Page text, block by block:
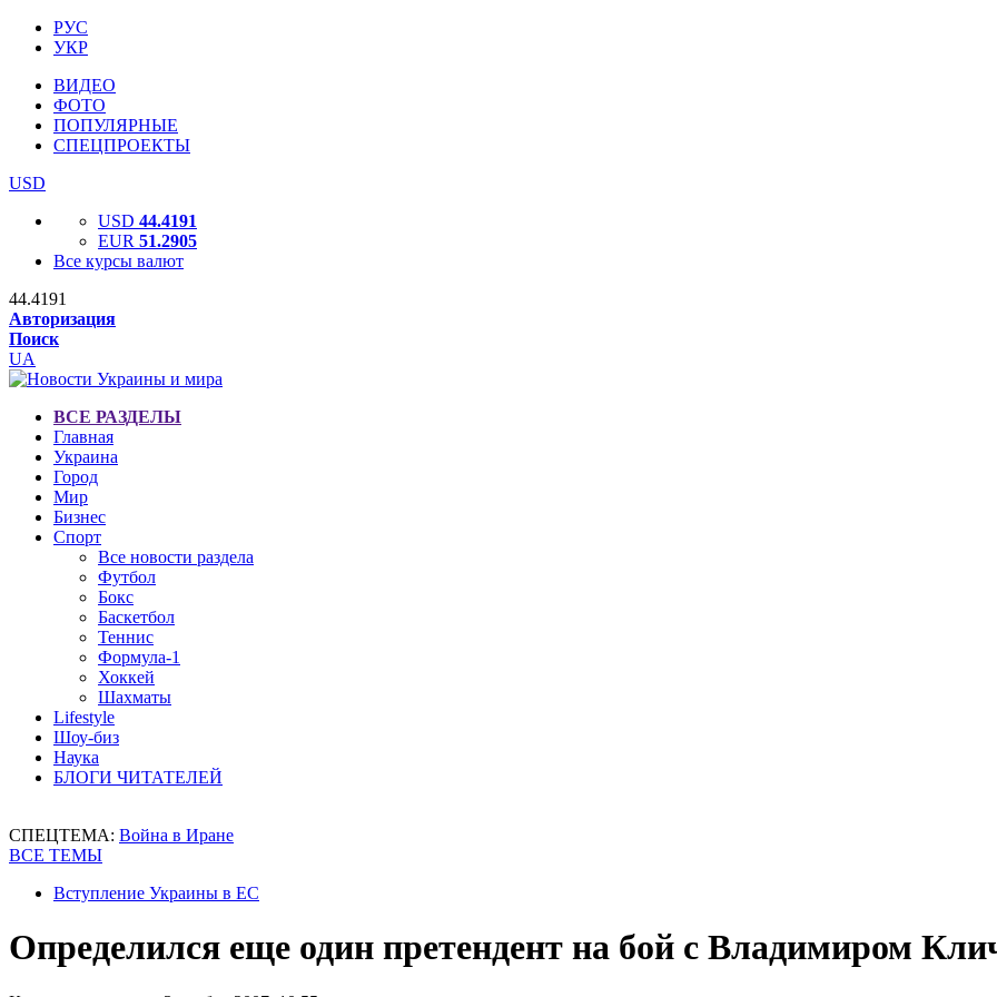
РУС
УКР
ВИДЕО
ФОТО
ПОПУЛЯРНЫЕ
СПЕЦПРОЕКТЫ
USD
USD 44.4191
EUR 51.2905
Все курсы валют
44.4191
Авторизация
Поиск
UA
ВСЕ РАЗДЕЛЫ
Главная
Украина
Город
Мир
Бизнес
Спорт
Все новости раздела
Футбол
Бокс
Баскетбол
Теннис
Формула-1
Хоккей
Шахматы
Lifestyle
Шоу-биз
Наука
БЛОГИ ЧИТАТЕЛЕЙ
СПЕЦТЕМА: Война в Иране
ВСЕ ТЕМЫ
Вступление Украины в ЕС
Определился еще один претендент на бой с Владимиром